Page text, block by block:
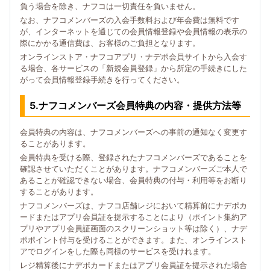
負う場合を除き、ナフコは一切責任を負いません。
なお、ナフコメンバーズの入会手数料および年会費は無料です
が、インターネットを通じての会員情報登録や会員情報の表示の
際にかかる通信費は、お客様のご負担となります。
オンラインストア・ナフコアプリ・ナデポ会員サイトから入会す
る場合、各サービスの「新規会員登録」から所定の手続きにした
がって会員情報登録手続きを行ってください。
5.ナフコメンバーズ会員特典の内容・提供方法等
会員特典の内容は、ナフコメンバーズへの事前の通知なく変更す
ることがあります。
会員特典を受ける際、登録されたナフコメンバーズであることを
確認させていただくことがあります。ナフコメンバーズご本人で
あることが確認できない場合、会員特典の付与・利用等をお断り
することがあります。
ナフコメンバーズは、ナフコ店舗レジにおいて精算前にナデポカ
ードまたはアプリ会員証を提示することにより（ポイント集約ア
プリやアプリ会員証画面のスクリーンショット等は除く）、ナデ
ポポイント付与を受けることができます。また、オンラインスト
アでログインをした際も同様のサービスを受けれます。
レジ精算後にナデポカードまたはアプリ会員証を提示された場合